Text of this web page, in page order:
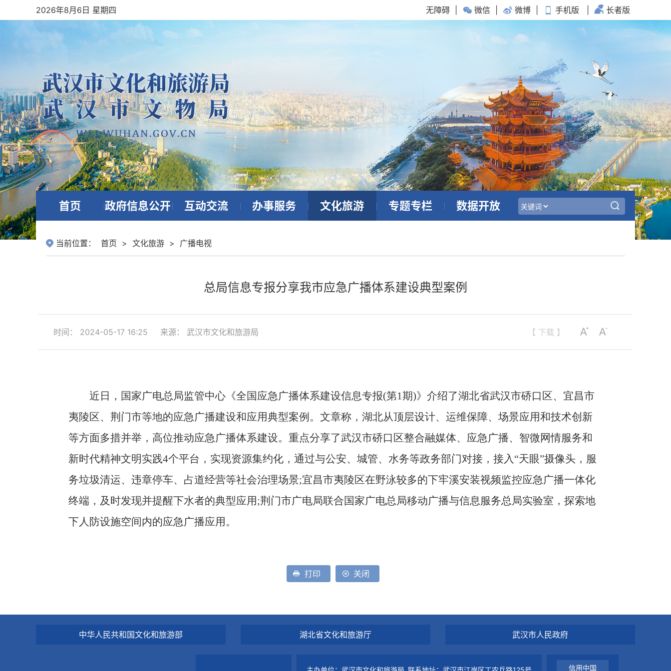
2026年8月6日 星期四 无障碍 微信 微博 手机版 长者版
首页 政府信息公开 互动交流 办事服务 文化旅游 专题专栏 数据开放
当前位置： 首页 > 文化旅游 > 广播电视
总局信息专报分享我市应急广播体系建设典型案例
【 下载 】
时间： 2024-05-17 16:25 来源： 武汉市文化和旅游局
近日，国家广电总局监管中心《全国应急广播体系建设信息专报(第1期)》介绍了湖北省武汉市硚口区、宜昌市
夷陵区、荆门市等地的应急广播建设和应用典型案例。文章称，湖北从顶层设计、运维保障、场景应用和技术创新
等方面多措并举，高位推动应急广播体系建设。重点分享了武汉市硚口区整合融媒体、应急广播、智微网情服务和
新时代精神文明实践4个平台，实现资源集约化，通过与公安、城管、水务等政务部门对接，接入“天眼”摄像头，服
务垃圾清运、违章停车、占道经营等社会治理场景;宜昌市夷陵区在野泳较多的下牢溪安装视频监控应急广播一体化
终端，及时发现并提醒下水者的典型应用;荆门市广电局联合国家广电总局移动广播与信息服务总局实验室，探索地
下人防设施空间内的应急广播应用。
打印 关闭
中华人民共和国文化和旅游部 湖北省文化和旅游厅 武汉市人民政府
信用中国